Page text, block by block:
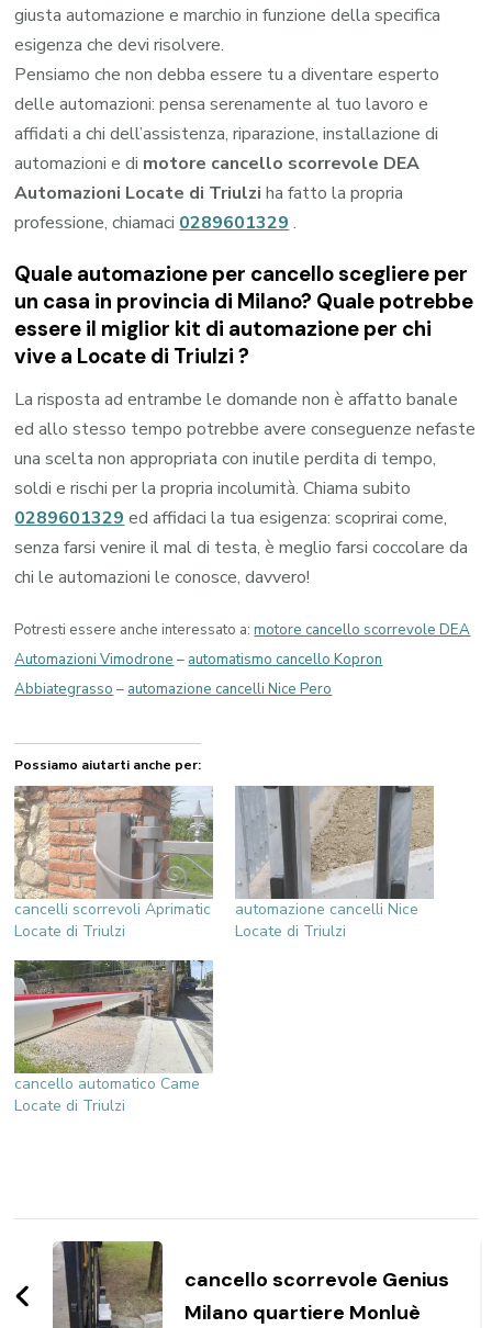
giusta automazione e marchio in funzione della specifica
esigenza che devi risolvere.
Pensiamo che non debba essere tu a diventare esperto
delle automazioni: pensa serenamente al tuo lavoro e
affidati a chi dell’assistenza, riparazione, installazione di
automazioni e di motore cancello scorrevole DEA
Automazioni Locate di Triulzi ha fatto la propria
professione, chiamaci 0289601329 .
Quale automazione per cancello scegliere per
un casa in provincia di Milano? Quale potrebbe
essere il miglior kit di automazione per chi
vive a Locate di Triulzi ?
La risposta ad entrambe le domande non è affatto banale
ed allo stesso tempo potrebbe avere conseguenze nefaste
una scelta non appropriata con inutile perdita di tempo,
soldi e rischi per la propria incolumità. Chiama subito
0289601329 ed affidaci la tua esigenza: scoprirai come,
senza farsi venire il mal di testa, è meglio farsi coccolare da
chi le automazioni le conosce, davvero!
Potresti essere anche interessato a:motore cancello scorrevole DEA
Automazioni Vimodrone – automatismo cancello Kopron
Abbiategrasso – automazione cancelli Nice Pero
Possiamo aiutarti anche per:
cancelli scorrevoli Aprimatic
Locate di Triulzi
automazione cancelli Nice
Locate di Triulzi
cancello automatico Came
Locate di Triulzi
Navigazione
articoli
cancello scorrevole Genius
Milano quartiere Monluè